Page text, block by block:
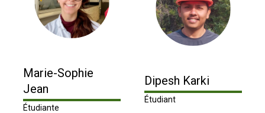
Marie-Sophie
Jean
Étudiante
Dipesh Karki
Étudiant